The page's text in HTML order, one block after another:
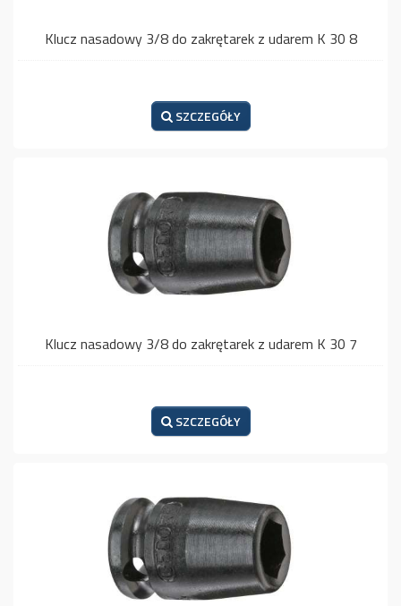
Klucz nasadowy 3/8 do zakrętarek z udarem K 30 8
SZCZEGÓŁY
Klucz nasadowy 3/8 do zakrętarek z udarem K 30 7
SZCZEGÓŁY